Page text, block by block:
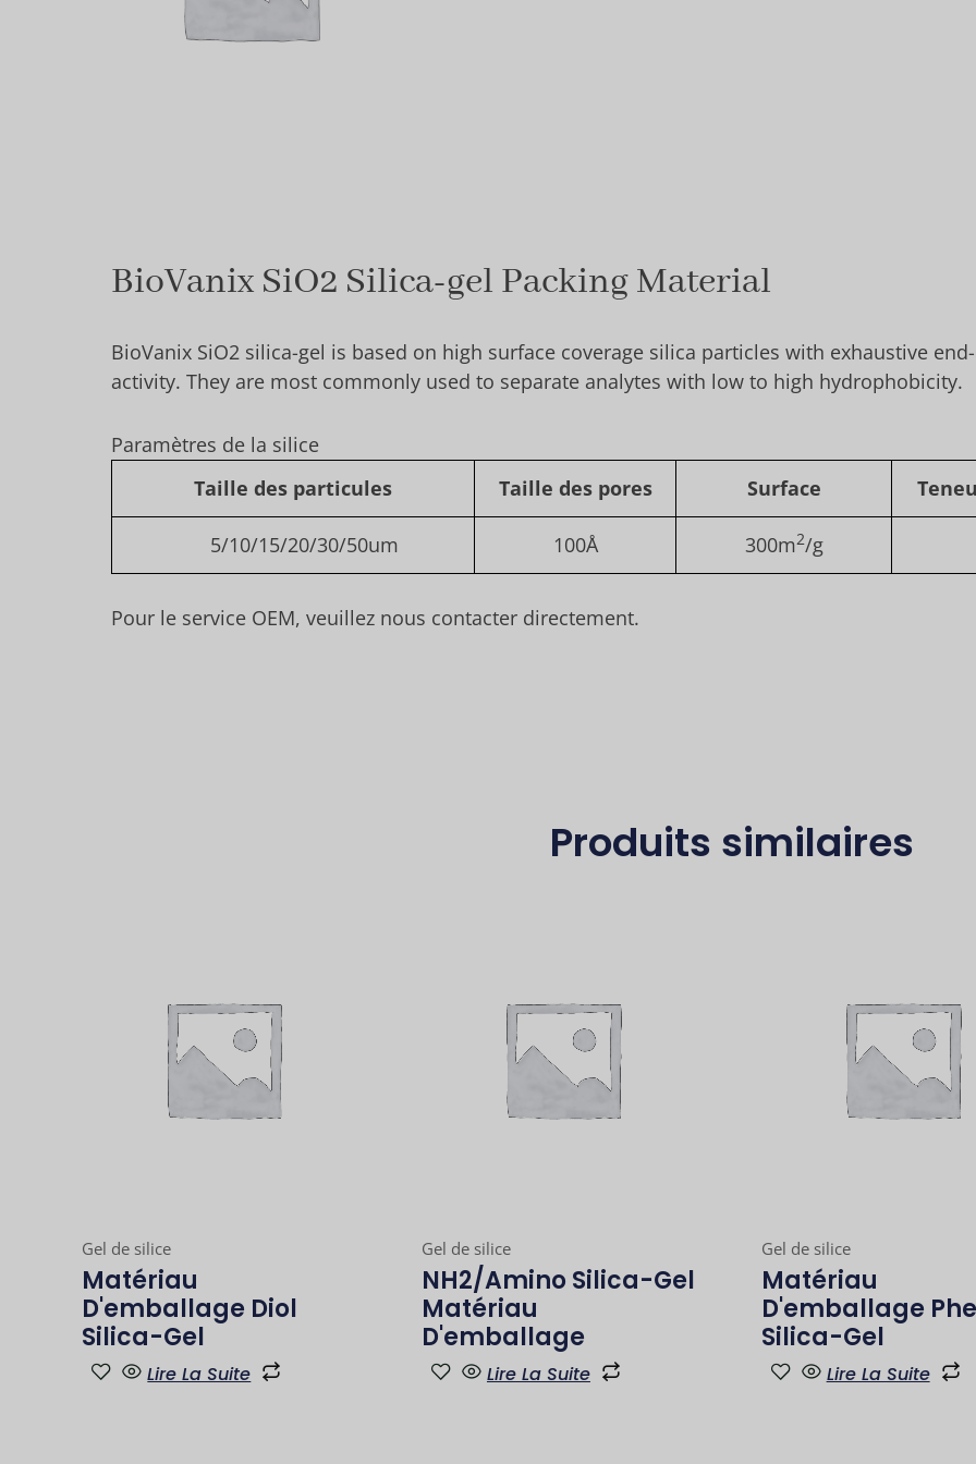
BioVanix SiO2 Silica-gel Packing Material
BioVanix SiO2 silica-gel is based on high surface coverage silica particles with exhaustive
activity. They are most commonly used to separate analytes with low to high hydrophobicity.
Paramètres de la silice
Taille des particules
Taille des pores Surface
5/10/15/20/30/50um 100Å 300m2/g
Pour le service OEM, veuillez nous contacter directement.
Produits similaires
Gel de silice
Matériau
D'emballage Diol
Silica-Gel
Lire La Suite
Gel de silice
NH2/Amino Silica-Gel
Matériau
D'emballage
Lire La Suite
Gel de silice
Matériau
D'emballage
Silica-Gel
Lire La Suite